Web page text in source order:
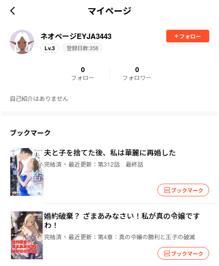
マイページ
ネオページEYJA3443
フォロー
Lv.3 登録日数:358
0
フォロー
0
フォロワー
自己紹介はありません
ブックマーク
夫と子を捨てた後、私は華麗に再婚した
完結済 最近更新： 第312話 最終話
ブックマーク
婚約破棄？ ざまあみなさい！私が真の令嬢です
わ！
完結済 最近更新： 第4章：真の令嬢の勝利と王子の破滅
ブックマーク